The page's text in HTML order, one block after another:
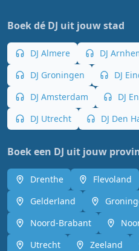
Boek dé DJ uit jouw stad
DJ Almere DJ
DJ Groningen
DJ
DJ Amsterdam
DJ
DJ Utrecht
DJ Den
Boek een DJ uit jouw
Drenthe Flevoland
Gelderland
Noord-Brabant
Utrecht
Zeeland